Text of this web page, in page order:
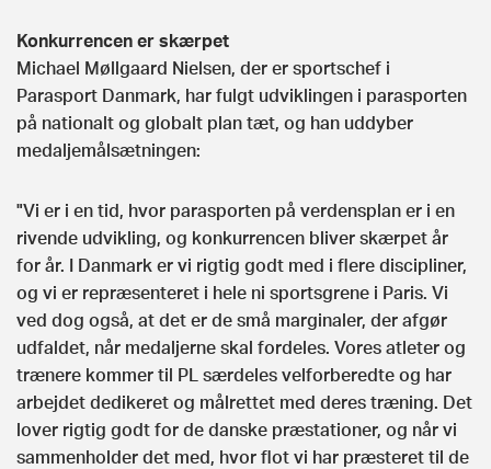
Konkurrencen er skærpet
Michael Møllgaard Nielsen, der er sportschef i
Parasport Danmark, har fulgt udviklingen i parasporten
på nationalt og globalt plan tæt, og han uddyber
medaljemålsætningen:
"Vi er i en tid, hvor parasporten på verdensplan er i en
rivende udvikling, og konkurrencen bliver skærpet år
for år. I Danmark er vi rigtig godt med i flere discipliner,
og vi er repræsenteret i hele ni sportsgrene i Paris. Vi
ved dog også, at det er de små marginaler, der afgør
udfaldet, når medaljerne skal fordeles. Vores atleter og
trænere kommer til PL særdeles velforberedte og har
arbejdet dedikeret og målrettet med deres træning. Det
lover rigtig godt for de danske præstationer, og når vi
sammenholder det med, hvor flot vi har præsteret til de